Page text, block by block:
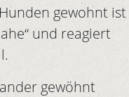
gewohnt ist
und reagiert
gewöhnt